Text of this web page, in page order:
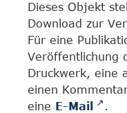
Dieses Objekt
Download zur
Für eine
Veröffentlichung
Druckwerk, eine
einen
eine E-Mail
.